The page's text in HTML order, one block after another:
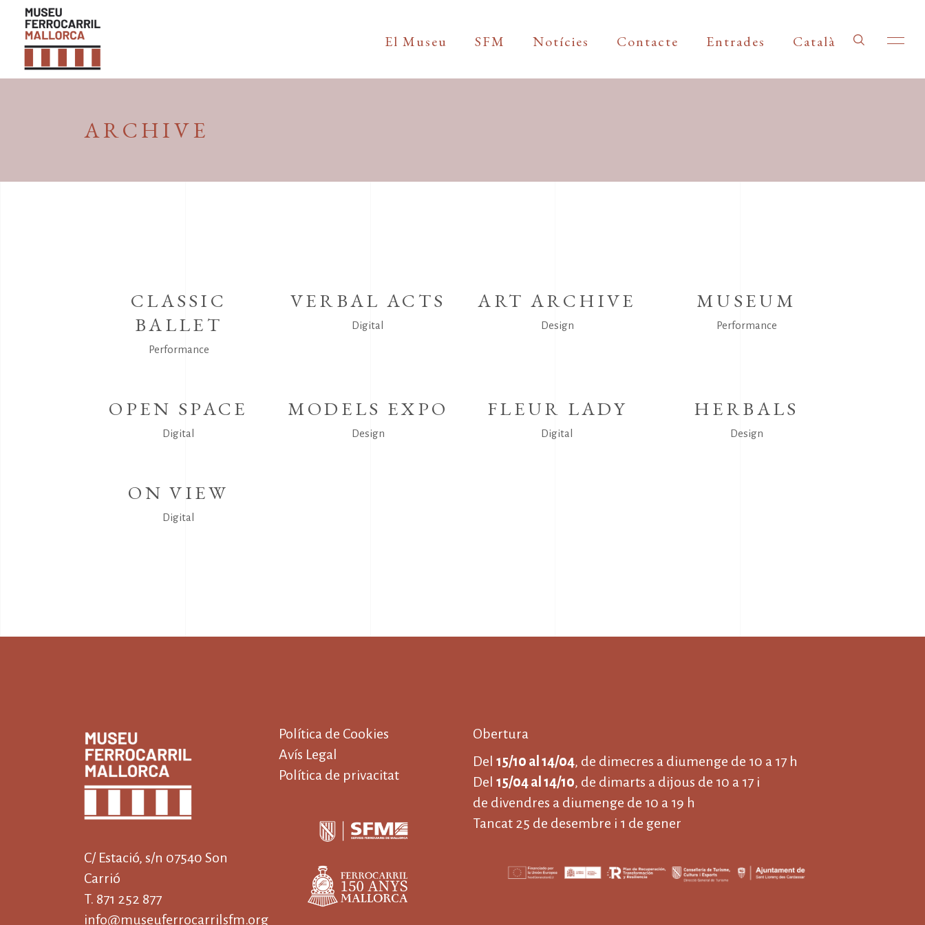
El Museu SFM Notícies Contacte Entrades Català
ARCHIVE
CLASSIC
BALLET
Performance
VERBAL ACTS
Digital
ART ARCHIVE
Design
MUSEUM
Performance
OPEN SPACE
Digital
MODELS EXPO
Design
FLEUR LADY
Digital
HERBALS
Design
ON VIEW
Digital
C/ Estació, s/n 07540 Son
Carrió
T. 871 252 877
info@museuferrocarrilsfm.org
Política de Cookies
Avís Legal
Política de privacitat
Obertura
Del 15/10 al 14/04, de dimecres a diumenge de 10 a 17 h
Del 15/04 al 14/10, de dimarts a dijous de 10 a 17 i
de divendres a diumenge de 10 a 19 h
Tancat 25 de desembre i 1 de gener